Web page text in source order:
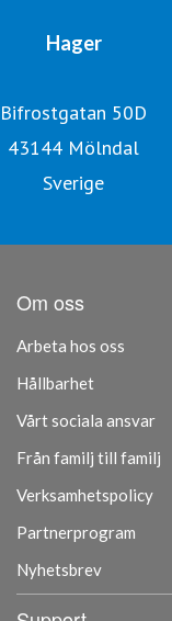
Hager
Bifrostgatan 50D
43144 Mölndal
Sverige